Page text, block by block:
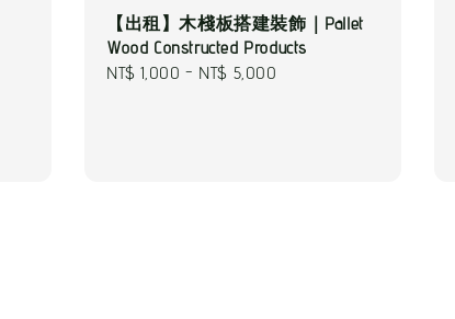
【出租】木棧板搭建裝飾｜Pallet
Wood Constructed Products
Regular
NT$ 1,000 - NT$ 5,000